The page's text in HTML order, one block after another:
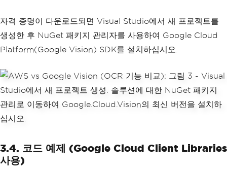
자격 증명이 다운로드되면 Visual Studio에서 새 프로젝트를
생성한 후 NuGet 패키지 관리자를 사용하여 Google Cloud
Platform(Google Vision) SDK를 설치하십시오.
3.4. 코드 예제 (Google Cloud Client Libraries
사용)